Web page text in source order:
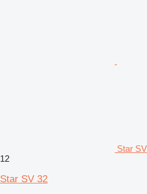
Star
12
Star SV 32